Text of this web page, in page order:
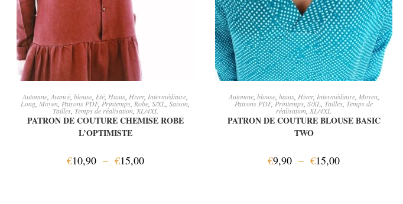
CHOIX DES OPTIONS
Automne Avancé blouse Eté Hauts Hiver, Intermédiaire
Long Moyen Patrons PDF, Printemps Robe S/XL Saison
Tailles, Temps de réalisation, XL/4XL
PATRON DE COUTURE CHEMISE ROBE
L’OPTIMISTE
€10,90 – €15,00
CHOIX DES OPTIONS
Automne, blouse, hauts, Hiver, Intermédiaire, Moyen,
Patrons PDF, Printemps S/XL Tailles Temps de
réalisation XL/4XL
PATRON DE COUTURE BLOUSE BASIC
TWO
€9,90 – €15,00